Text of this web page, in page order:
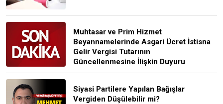
Muhtasar ve Prim Hizmet
Beyannamelerinde Asgari Ücret İstisna
Gelir Vergisi Tutarının
Güncellenmesine İlişkin Duyuru
Siyasi Partilere Yapılan Bağışlar
Vergiden Düşülebilir mi?